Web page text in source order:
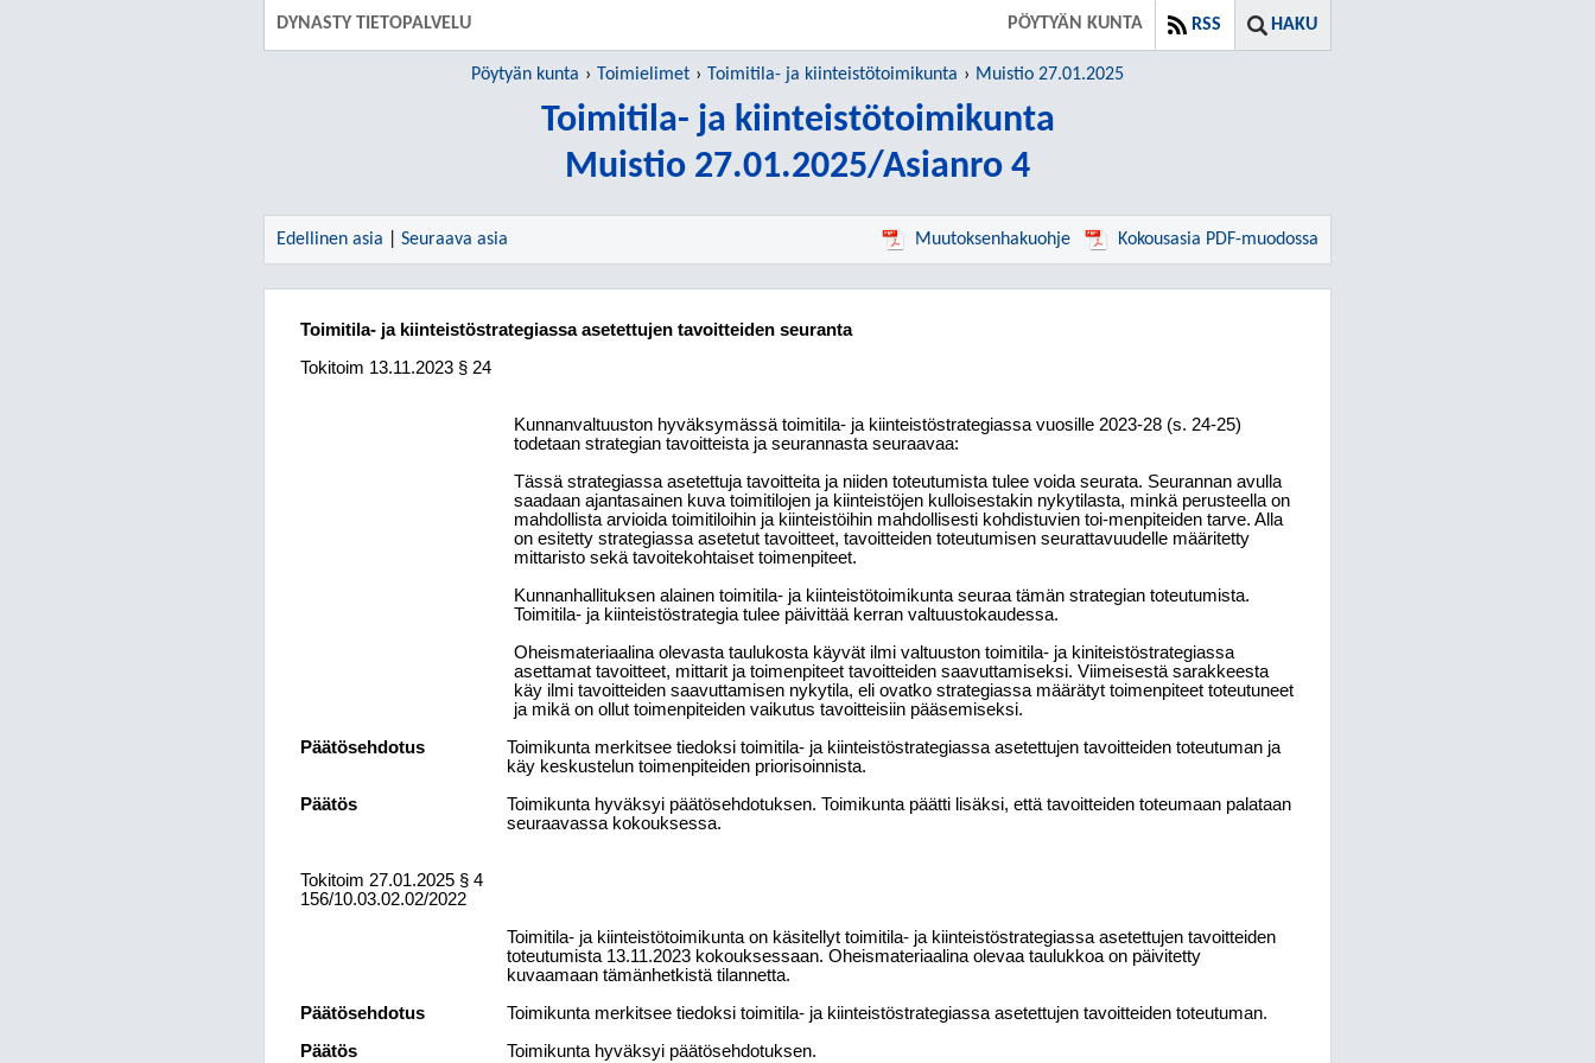
DYNASTY TIETOPALVELU HAKU
RSS
PÖYTYÄN KUNTA
Pöytyän kunta Toimielimet Toimitila- ja kiinteistötoimikunta Muistio 27.01.2025
Toimitila- ja kiinteistötoimikunta
Muistio 27.01.2025/Asianro 4
Edellinen asia Seuraava asia Muutoksenhakuohje Kokousasia PDF-muodossa
Toimitila- ja kiinteistöstrategiassa asetettujen tavoitteiden seuranta
Tokitoim 13.11.2023 § 24
Kunnanvaltuuston hyväksymässä toimitila- ja kiinteistöstrategiassa vuosille 2023-28 (s. 24-25)
todetaan strategian tavoitteista ja seurannasta seuraavaa:
Tässä strategiassa asetettuja tavoitteita ja niiden toteutumista tulee voida seurata. Seurannan avulla
saadaan ajantasainen kuva toimitilojen ja kiinteistöjen kulloisestakin nykytilasta, minkä perusteella on
mahdollista arvioida toimitiloihin ja kiinteistöihin mahdollisesti kohdistuvien toi-menpiteiden tarve. Alla
on esitetty strategiassa asetetut tavoitteet, tavoitteiden toteutumisen seurattavuudelle määritetty
mittaristo sekä tavoitekohtaiset toimenpiteet.
Kunnanhallituksen alainen toimitila- ja kiinteistötoimikunta seuraa tämän strategian toteutumista.
Toimitila- ja kiinteistöstrategia tulee päivittää kerran valtuustokaudessa.
Oheismateriaalina olevasta taulukosta käyvät ilmi valtuuston toimitila- ja kiniteistöstrategiassa
asettamat tavoitteet, mittarit ja toimenpiteet tavoitteiden saavuttamiseksi. Viimeisestä sarakkeesta
käy ilmi tavoitteiden saavuttamisen nykytila, eli ovatko strategiassa määrätyt toimenpiteet toteutuneet
ja mikä on ollut toimenpiteiden vaikutus tavoitteisiin pääsemiseksi.
Päätösehdotus
Toimikunta merkitsee tiedoksi toimitila- ja kiinteistöstrategiassa asetettujen tavoitteiden toteutuman ja
käy keskustelun toimenpiteiden priorisoinnista.
Päätös
Toimikunta hyväksyi päätösehdotuksen. Toimikunta päätti lisäksi, että tavoitteiden toteumaan palataan
seuraavassa kokouksessa.
Tokitoim 27.01.2025 § 4
156/10.03.02.02/2022
Toimitila- ja kiinteistötoimikunta on käsitellyt toimitila- ja kiinteistöstrategiassa asetettujen tavoitteiden
toteutumista 13.11.2023 kokouksessaan. Oheismateriaalina olevaa taulukkoa on päivitetty
kuvaamaan tämänhetkistä tilannetta.
Päätösehdotus
Toimikunta merkitsee tiedoksi toimitila- ja kiinteistöstrategiassa asetettujen tavoitteiden toteutuman.
Päätös
Toimikunta hyväksyi päätösehdotuksen.